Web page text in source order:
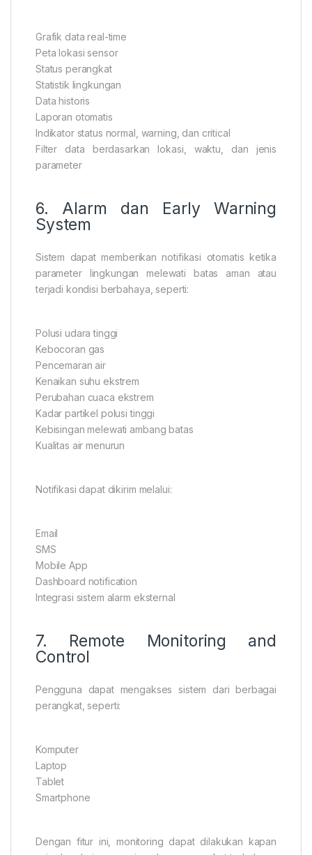
Grafik data real-time
Peta lokasi sensor
Status perangkat
Statistik lingkungan
Data historis
Laporan otomatis
Indikator status normal, warning, dan critical
Filter data berdasarkan lokasi, waktu, dan jenis
parameter
6. Alarm dan Early Warning
System
Sistem dapat memberikan notifikasi otomatis ketika
parameter lingkungan melewati batas aman atau
terjadi kondisi berbahaya, seperti:
Polusi udara tinggi
Kebocoran gas
Pencemaran air
Kenaikan suhu ekstrem
Perubahan cuaca ekstrem
Kadar partikel polusi tinggi
Kebisingan melewati ambang batas
Kualitas air menurun
Notifikasi dapat dikirim melalui:
Email
SMS
Mobile App
Dashboard notification
Integrasi sistem alarm eksternal
7. Remote Monitoring and
Control
Pengguna dapat mengakses sistem dari berbagai
perangkat, seperti:
Komputer
Laptop
Tablet
Smartphone
Dengan fitur ini, monitoring dapat dilakukan kapan